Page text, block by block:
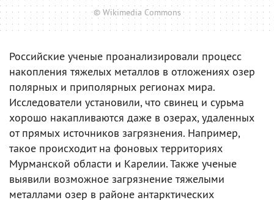
© Wikimedia Commons
Российские ученые проанализировали процесс
накопления тяжелых металлов в отложениях озер
полярных и приполярных регионах мира.
Исследователи установили, что свинец и сурьма
хорошо накапливаются даже в озерах, удаленных
от прямых источников загрязнения. Например,
такое происходит на фоновых территориях
Мурманской области и Карелии. Также ученые
выявили возможное загрязнение тяжелыми
металлами озер в районе антарктических